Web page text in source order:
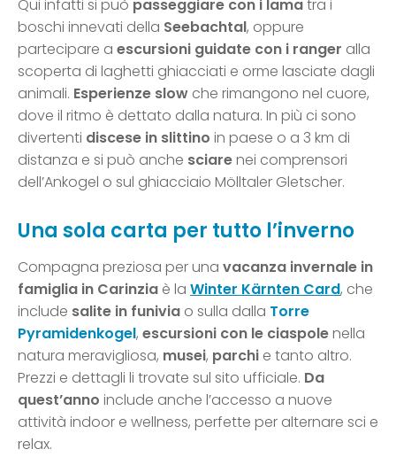
Qui infatti si può passeggiare con i lamatra i
boschi innevati della Seebachtal, oppure
partecipare a escursioni guidate con i ranger alla
scoperta di laghetti ghiacciati e orme lasciate dagli
animali. Esperienze slow che rimangono nel cuore,
dove il ritmo è dettato dalla natura. In più ci sono
divertenti discese in slittino in paese o a 3 km di
distanza e si può anche sciarenei comprensori
dell’Ankogel o sul ghiacciaio Mölltaler Gletscher.
Una sola carta per tutto l’inverno
Compagna preziosa per una vacanza invernale in
famiglia in Carinzia è la Winter Kärnten Card, che
include salite in funivia o sulla dalla Torre
Pyramidenkogel, escursioni con le ciaspolenella
natura meravigliosa, musei, parchi e tanto altro.
Prezzi e dettagli li trovate sul sito ufficiale. Da
quest’anno include anche l’accesso a nuove
attività indoor e wellness, perfette per alternare sci e
relax.